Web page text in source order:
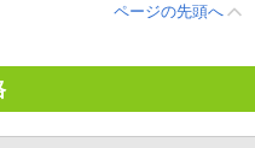
ページの先頭へ